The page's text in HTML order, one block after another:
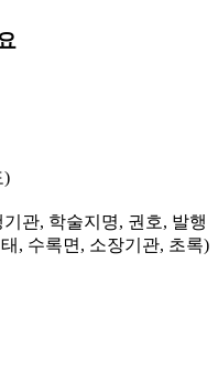
)
관, 학술지명, 권호, 발행
, 수록면, 소장기관, 초록)